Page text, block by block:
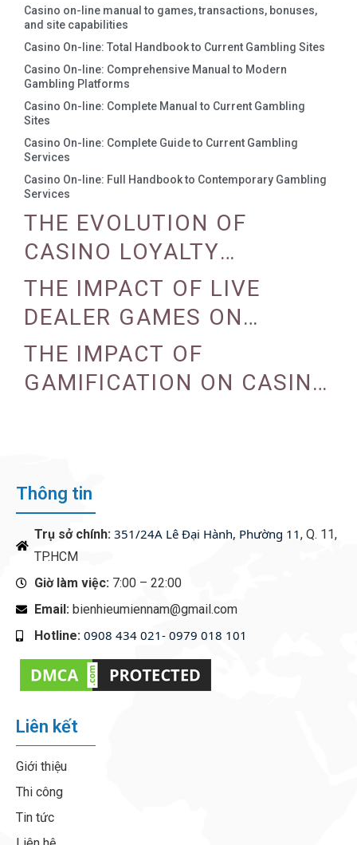
Casino on-line manual to games, transactions, bonuses,
and site capabilities
Casino On-line: Total Handbook to Current Gambling Sites
Casino On-line: Comprehensive Manual to Modern
Gambling Platforms
Casino On-line: Complete Manual to Current Gambling
Sites
Casino On-line: Complete Guide to Current Gambling
Services
Casino On-line: Full Handbook to Contemporary Gambling
Services
THE EVOLUTION OF
CASINO LOYALTY
PROGRAMS
THE IMPACT OF LIVE
DEALER GAMES ON
CASINO EXPERIENCE
THE IMPACT OF
GAMIFICATION ON CASINO
Thông tin
Trụ sở chính: 351/24A Lê Đại Hành, Phường 11, Q. 11,
TP.HCM
Giờ làm việc: 7:00 – 22:00
Email: bienhieumiennam@gmail.com
Hotline: 0908 434 021- 0979 018 101
Liên kết
Giới thiệu
Thi công
Tin tức